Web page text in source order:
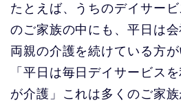
たとえば、うちのデイサー
のご家族の中にも、平日は
両親の介護を続けている方が
「平日は毎日デイサービス
が介護」これは多くのご家